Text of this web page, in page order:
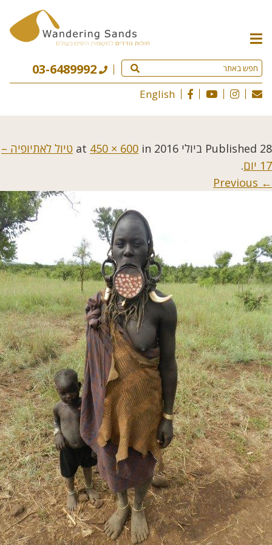
תפריט
האתר
03-6489992
English
Published 28 ביולי 2016 450 × 600 in
טיול לאתיופיה –
17 יום
.
← Previous